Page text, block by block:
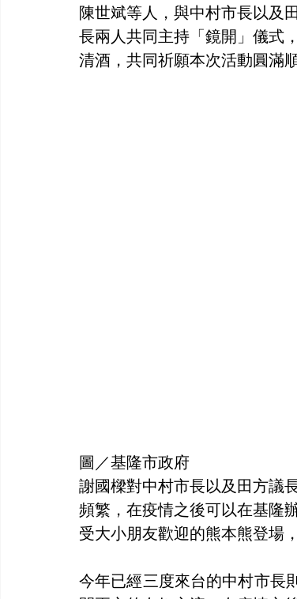
陳世斌等人，與中村市長以及
長兩人共同主持「鏡開」儀式
清酒，共同祈願本次活動圓滿順
圖／基隆市政府
謝國樑對中村市長以及田方議
頻繁，在疫情之後可以在基隆
受大小朋友歡迎的熊本熊登場
今年已經三度來台的中村市